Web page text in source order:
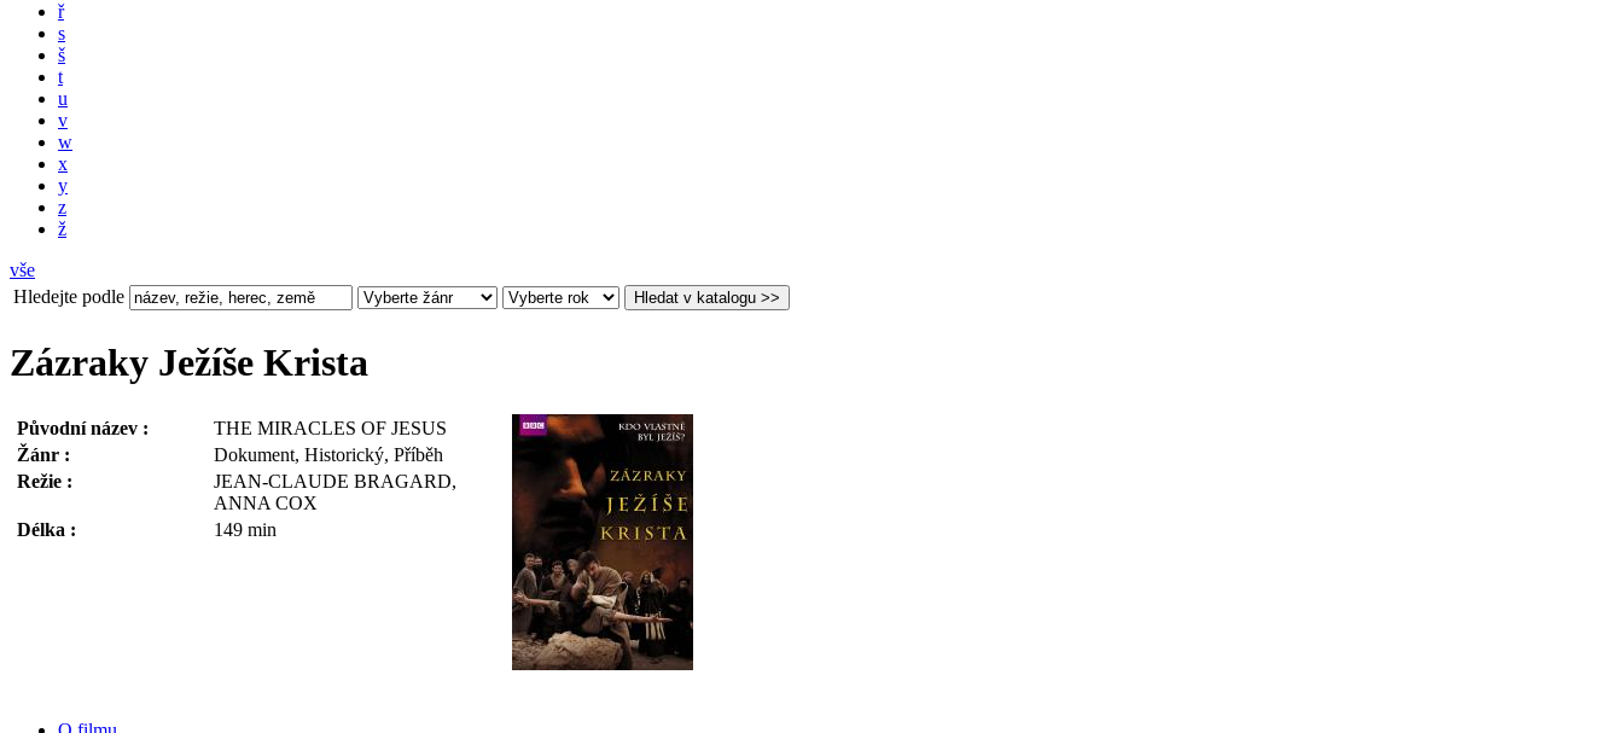
ř
s
š
t
u
v
w
x
y
z
ž
vše
Hledejte podle
Zázraky Ježíše Krista
Původní název :
THE MIRACLES OF JESUS
Žánr :
Dokument, Historický, Příběh
Režie :
JEAN-CLAUDE BRAGARD,
ANNA COX
Délka :
149 min